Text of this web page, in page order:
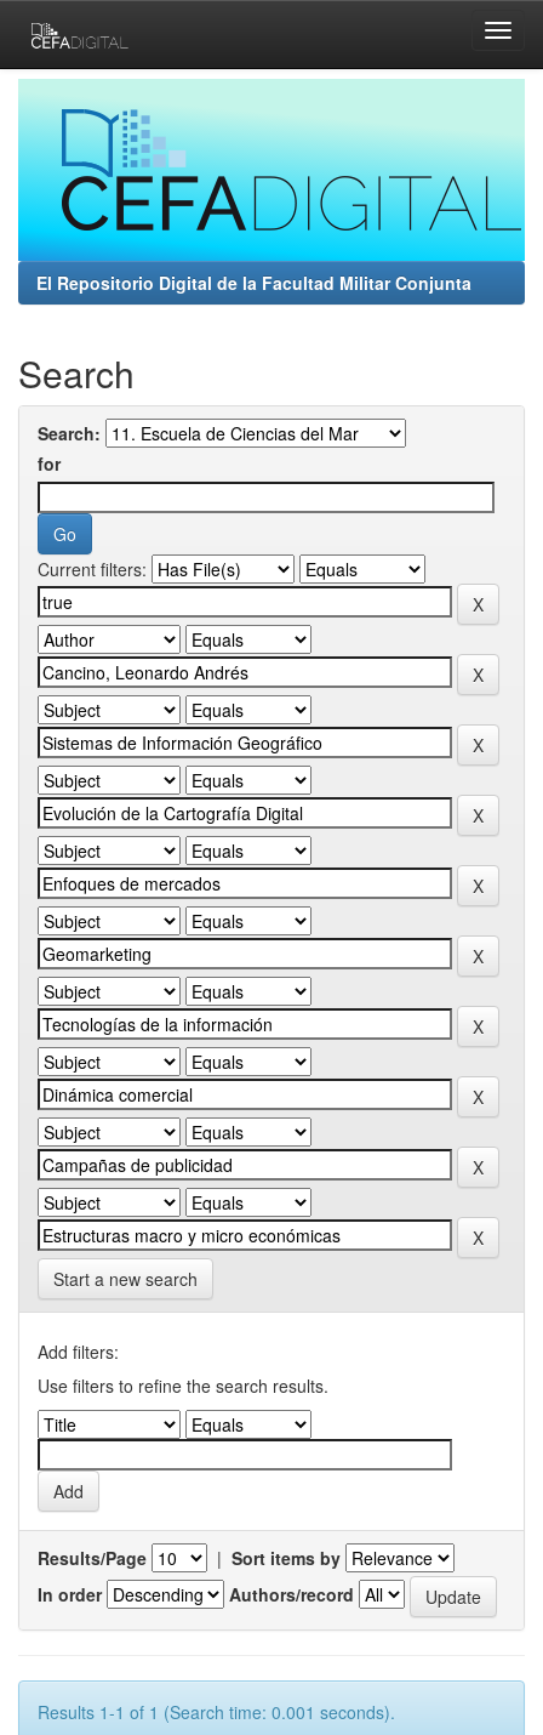
navigation
El Repositorio Digital de la Facultad Militar Conjunta
Search
Search:
for
Current filters:
Start a new search
Add filters:
Use filters to refine the search results.
Results/Page | Sort items by
In order
Authors/record
Results 1-1 of 1 (Search time: 0.001 seconds).